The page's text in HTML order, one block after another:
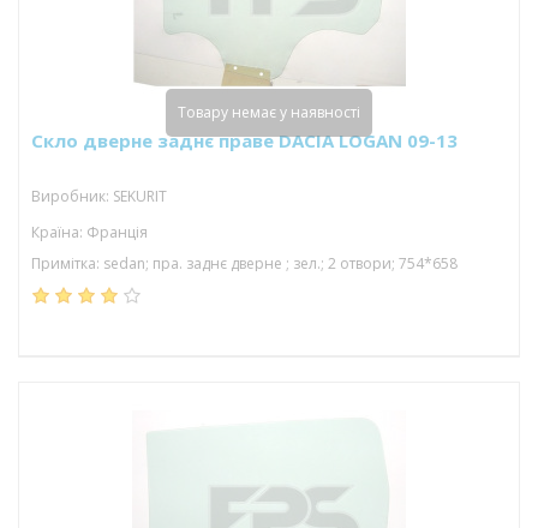
Скло дверне заднє праве DACIA LOGAN 09-13
Виробник: SEKURIT
Країна: Франція
Примітка: sedan; пра. заднє дверне ; зел.; 2 отвори; 754*658
Товару немає у наявності